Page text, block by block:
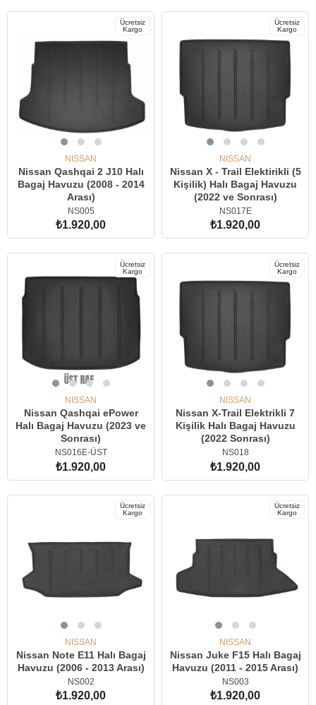
Ücretsiz
Kargo
NISSAN
Nissan Qashqai 2 J10 Halı
Bagaj Havuzu (2008 - 2014
Arası)
NS005
₺1.920,00
SEPETE EKLE
Ücretsiz
Kargo
NISSAN
Nissan X - Trail Elektirikli (5
Kişilik) Halı Bagaj Havuzu
(2022 ve Sonrası)
NS017E
₺1.920,00
SEPETE EKLE
Ücretsiz
Kargo
NISSAN
Nissan Qashqai ePower
Halı Bagaj Havuzu (2023 ve
Sonrası)
NS016E-ÜST
₺1.920,00
Ücretsiz
Kargo
NISSAN
Nissan X-Trail Elektrikli 7
Kişilik Halı Bagaj Havuzu
(2022 Sonrası)
NS018
₺1.920,00
Ücretsiz
Kargo
NISSAN
Nissan Note E11 Halı Bagaj
Havuzu (2006 - 2013 Arası)
NS002
₺1.920,00
Ücretsiz
Kargo
NISSAN
Nissan Juke F15 Halı Bagaj
Havuzu (2011 - 2015 Arası)
NS003
₺1.920,00